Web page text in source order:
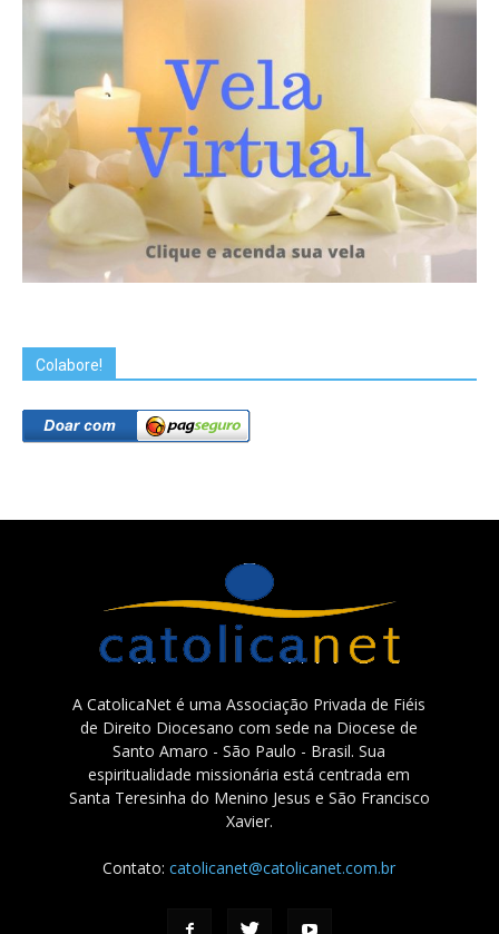
Colabore!
A CatolicaNet é uma Associação Privada de Fiéis
de Direito Diocesano com sede na Diocese de
Santo Amaro - São Paulo - Brasil. Sua
espiritualidade missionária está centrada em
Santa Teresinha do Menino Jesus e São Francisco
Xavier.
Contato:catolicanet@catolicanet.com.br